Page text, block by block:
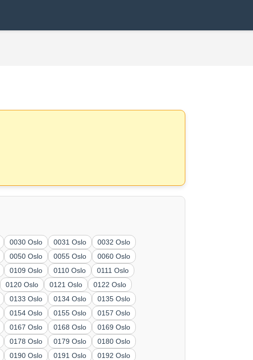
0030 Oslo 0031 Oslo
0032 Oslo
0050 Oslo 0055 Oslo
0060 Oslo
0109 Oslo 0110 Oslo
0111 Oslo
0120 Oslo 0121 Oslo
0122 Oslo
0133 Oslo 0134 Oslo
0135 Oslo
0154 Oslo 0155 Oslo
0157 Oslo
0167 Oslo 0168 Oslo
0169 Oslo
0178 Oslo 0179 Oslo
0180 Oslo
0190 Oslo 0191 Oslo
0192 Oslo